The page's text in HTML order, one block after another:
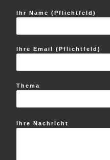
Ihr Name (Pflichtfeld)
Ihre Email (Pflichtfeld)
Thema
Ihre Nachricht